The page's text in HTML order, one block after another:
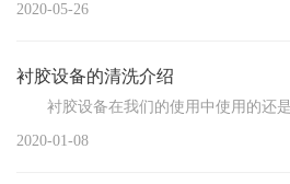
2020-05-26
衬胶设备的清洗介绍
2020-01-08